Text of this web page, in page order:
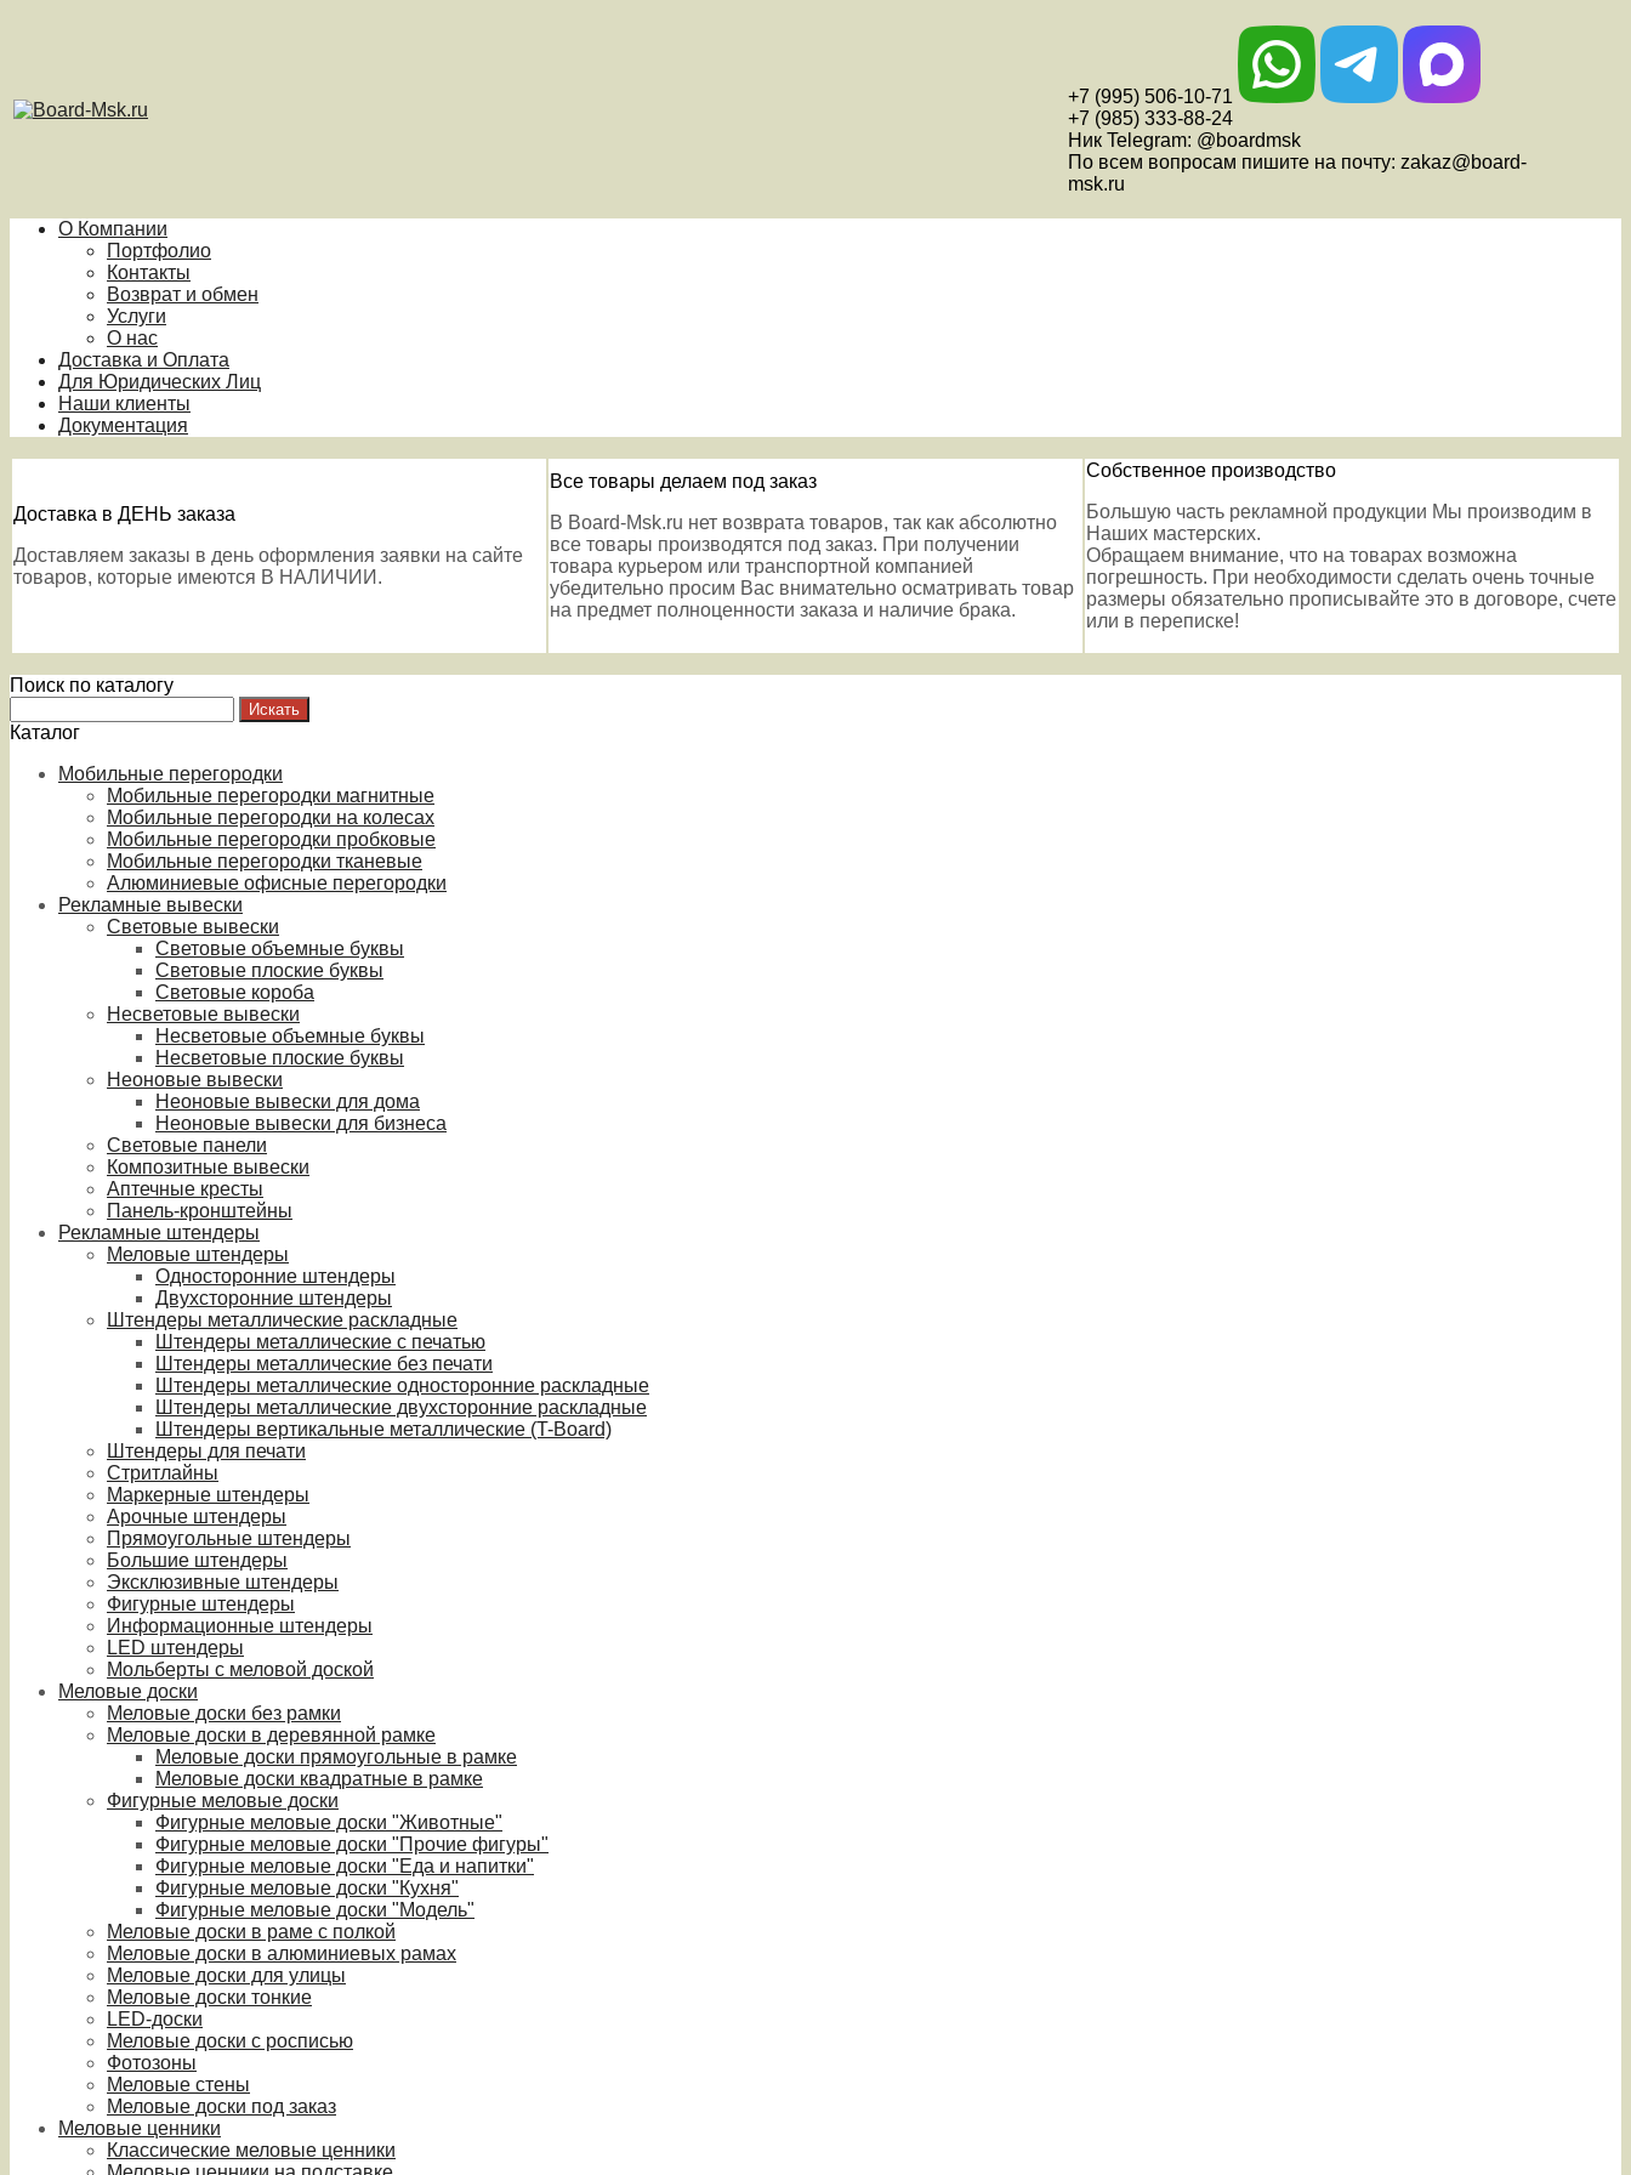
+7 (995) 506-10-71
+7 (985) 333-88-24
Ник Telegram: @boardmsk
По всем вопросам пишите на почту: zakaz@board-
msk.ru
О Компании
Портфолио
Контакты
Возврат и обмен
Услуги
О нас
Доставка и Оплата
Для Юридических Лиц
Наши клиенты
Документация
Доставка в ДЕНЬ заказа
Доставляем заказы в день оформления заявки на сайте
товаров, которые имеются В НАЛИЧИИ.
Все товары делаем под заказ
В Board-Msk.ru нет возврата товаров, так как абсолютно
все товары производятся под заказ. При получении
товара курьером или транспортной компанией
убедительно просим Вас внимательно осматривать товар
на предмет полноценности заказа и наличие брака.
Собственное производство
Большую часть рекламной продукции Мы производим в
Наших мастерских.
Обращаем внимание, что на товарах возможна
погрешность. При необходимости сделать очень точные
размеры обязательно прописывайте это в договоре, счете
или в переписке!
Поиск по каталогу
Каталог
Мобильные перегородки
Мобильные перегородки магнитные
Мобильные перегородки на колесах
Мобильные перегородки пробковые
Мобильные перегородки тканевые
Алюминиевые офисные перегородки
Рекламные вывески
Световые вывески
Световые объемные буквы
Световые плоские буквы
Световые короба
Несветовые вывески
Несветовые объемные буквы
Несветовые плоские буквы
Неоновые вывески
Неоновые вывески для дома
Неоновые вывески для бизнеса
Световые панели
Композитные вывески
Аптечные кресты
Панель-кронштейны
Рекламные штендеры
Меловые штендеры
Односторонние штендеры
Двухсторонние штендеры
Штендеры металлические раскладные
Штендеры металлические с печатью
Штендеры металлические без печати
Штендеры металлические односторонние раскладные
Штендеры металлические двухсторонние раскладные
Штендеры вертикальные металлические (T-Board)
Штендеры для печати
Стритлайны
Маркерные штендеры
Арочные штендеры
Прямоугольные штендеры
Большие штендеры
Эксклюзивные штендеры
Фигурные штендеры
Информационные штендеры
LED штендеры
Мольберты с меловой доской
Меловые доски
Меловые доски без рамки
Меловые доски в деревянной рамке
Меловые доски прямоугольные в рамке
Меловые доски квадратные в рамке
Фигурные меловые доски
Фигурные меловые доски "Животные"
Фигурные меловые доски "Прочие фигуры"
Фигурные меловые доски "Еда и напитки"
Фигурные меловые доски "Кухня"
Фигурные меловые доски "Модель"
Меловые доски в раме с полкой
Меловые доски в алюминиевых рамах
Меловые доски для улицы
Меловые доски тонкие
LED-доски
Меловые доски с росписью
Фотозоны
Меловые стены
Меловые доски под заказ
Меловые ценники
Классические меловые ценники